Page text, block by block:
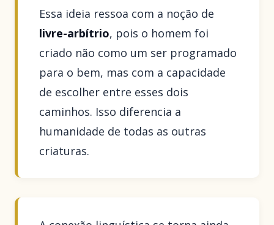
Essa ideia ressoa com a noção de
livre-arbítrio, pois o homem foi
criado não como um ser programado
para o bem, mas com a capacidade
de escolher entre esses dois
caminhos. Isso diferencia a
humanidade de todas as outras
criaturas.